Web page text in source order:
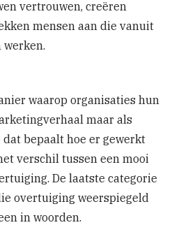
vertrouwen, creëren
mensen aan die vanuit
waarop organisaties hun
maar als
bepaalt hoe er gewerkt
verschil tussen een mooi
De laatste categorie
overtuiging weerspiegeld
in woorden.